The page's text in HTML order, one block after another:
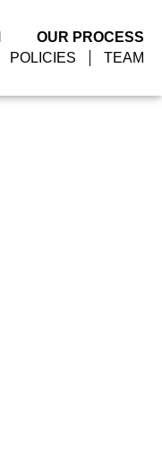
OUR PROCESS
POLICIES TEAM